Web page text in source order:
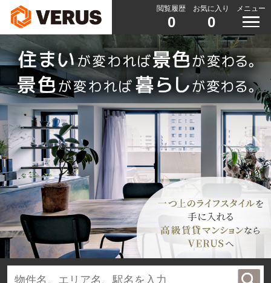
閲覧履歴
0
お気に入り
0
メニュー